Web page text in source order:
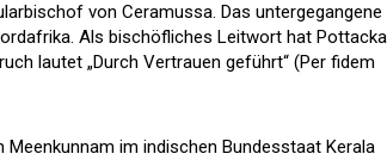
von Ceramussa. Das untergegangene
Als bischöfliches Leitwort hat
lautet „Durch Vertrauen geführt“ (Per fidem
im indischen Bundesstaat Kerala